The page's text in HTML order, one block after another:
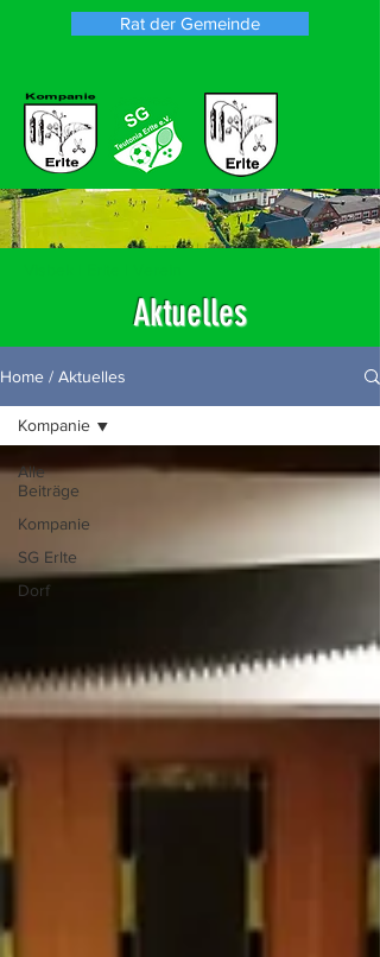
Rat der Gemeinde
Aktuelles
Home / Aktuelles
Alle
Beiträge
Kompanie
SG Erlte
Dorf
Kompanie